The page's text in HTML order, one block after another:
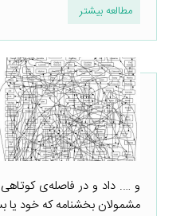
مطالعه بیشتر
و …. داد و در فاصله‌ی
مشمولان بخشنامه که خود یا